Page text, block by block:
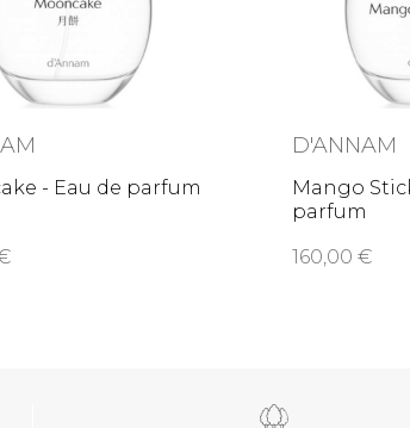
- Eau de parfum
D'ANNAM
Mango
parfum
160,00